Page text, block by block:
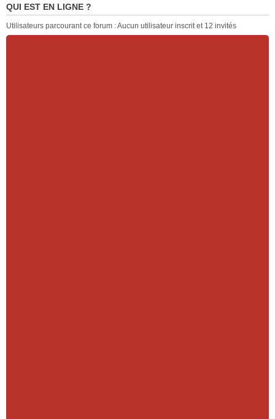
QUI EST EN LIGNE ?
Utilisateurs parcourant ce forum : Aucun utilisateur inscrit et 12 invités